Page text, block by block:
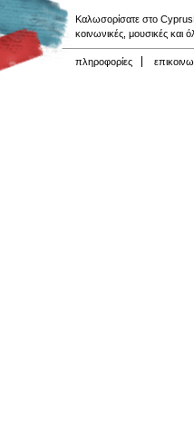
Καλωσορίσατε στο
κοινωνικές, μουσικές και
πληροφορίες